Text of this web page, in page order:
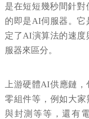
是在短短幾秒間針
的即是AI伺服器。
定了AI演算法的速度
服器來區分。
上游硬體AI供應鏈，
零組件等，例如大
與封測等等，還有